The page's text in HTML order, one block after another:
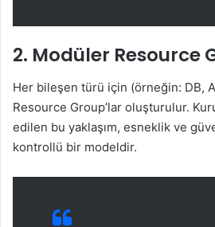
2. Modüler Resource
Her bileşen türü için (örneğin: DB,
Resource Group’lar oluşturulur.
edilen bu yaklaşım, esneklik ve
kontrollü bir modeldir.